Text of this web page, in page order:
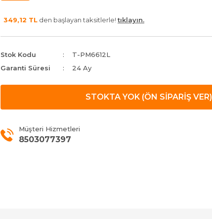
349,12 TL den başlayan taksitlerle! tıklayın.
Stok Kodu
T-PM6612L
Garanti Süresi
24 Ay
STOKTA YOK (ÖN SİPARİŞ VER)
Müşteri Hizmetleri
8503077397